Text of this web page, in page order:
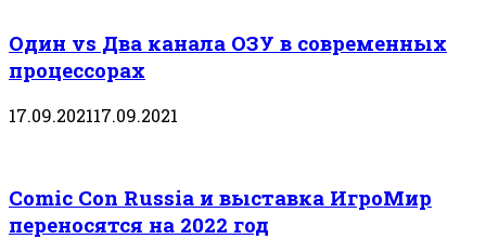
Один vs Два канала ОЗУ в современных
процессорах
17.09.202117.09.2021
Comic Con Russia и выставка ИгроМир
переносятся на 2022 год